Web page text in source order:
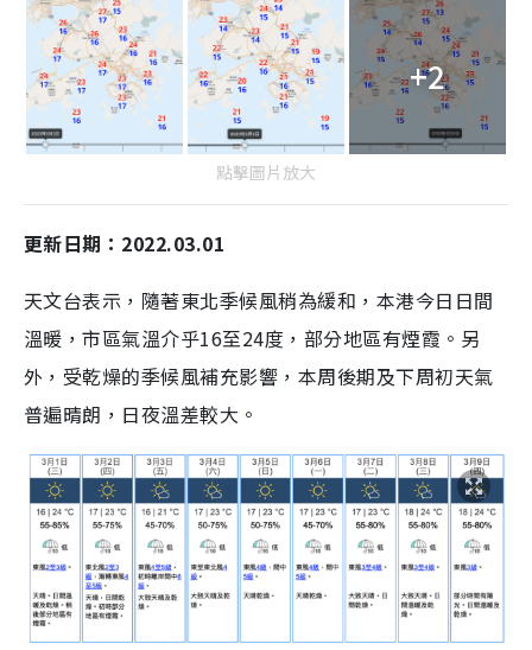
+2
點擊圖片放大
更新日期：2022.03.01
天文台表示，隨著東北季候風稍為緩和，本港今日日間
溫暖，市區氣溫介乎16至24度，部分地區有煙霞。另
外，受乾燥的季候風補充影響，本周後期及下周初天氣
普遍晴朗，日夜溫差較大。